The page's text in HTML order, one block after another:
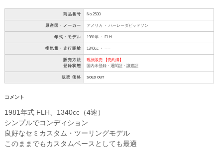
商品番号 No 2530
原産国・メーカー アメリカ ・ ハーレーダビッドソン
年式・モデル 1981年 ・ FLH
排気量・走行距離 1340cc ・ ----
販売方法
登録状態
現状販売 【売約済】
国内未登録・通関証・譲渡証
販売 価格 SOLD OUT
コメント
1981年式 FLH、1340cc（4速）
シンプルでコンディション
良好なセミカスタム・ツーリングモデル
このままでもカスタムベースとしても最適